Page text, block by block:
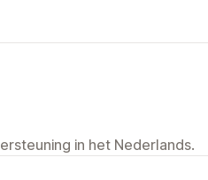
in het Nederlands.